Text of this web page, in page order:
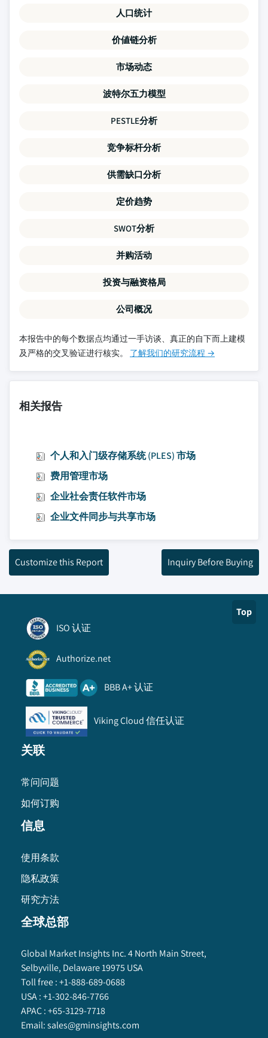
人口统计
价値链分析
市场动态
波特尔五力模型
PESTLE分析
竞争标杆分析
供需缺口分析
定价趋势
SWOT分析
并购活动
投资与融资格局
公司概况
本报告中的每个数据点均通过一手访谈、真正的自下而上建模
及严格的交叉验证进行核实。 了解我们的研究流程 →
相关报告
个人和入门级存储系统 (PLES) 市场
费用管理市场
企业社会责任软件市场
企业文件同步与共享市场
Customize this Report Inquiry Before Buying
Top
ISO 认证
Authorize.net
BBB A+ 认证
Viking Cloud 信任认证
关联
常问问题
如何订购
信息
使用条款
隐私政策
研究方法
全球总部
Global Market Insights Inc. 4 North Main Street,
Selbyville, Delaware 19975 USA
Toll free :+1-888-689-0688
USA :+1-302-846-7766
APAC :+65-3129-7718
Email:sales@gminsights.com